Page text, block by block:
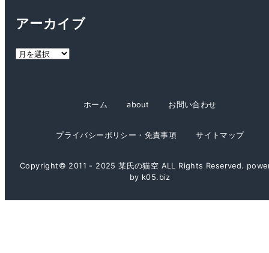
リ
アーカイブ
ア
ホーム about お問い合わせ
プライバシーポリシー・免責事項 サイトマップ
Copyright© 2011 - 2025 某氏の猫空 ALL Rights Reserved.
by k05.biz